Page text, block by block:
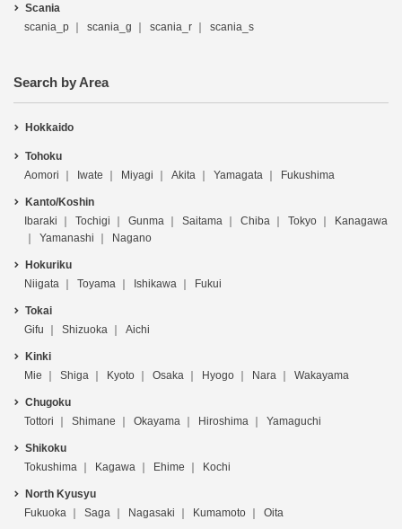
Scania
scania_p
scania_g scania_r scania_s
Search by Area
Hokkaido
Tohoku
Aomori
Iwate Miyagi Akita Yamagata Fukushima
Kanto/Koshin
Ibaraki
Tochigi Gunma Saitama Chiba Tokyo
Kanagawa
Yamanashi
Nagano
Hokuriku
Niigata
Toyama Ishikawa Fukui
Tokai
Gifu
Shizuoka Aichi
Kinki
Mie
Shiga Kyoto Osaka Hyogo Nara Wakayama
Chugoku
Tottori
Shimane Okayama Hiroshima Yamaguchi
Shikoku
Tokushima
Kagawa Ehime Kochi
North Kyusyu
Fukuoka
Saga Nagasaki Kumamoto Oita